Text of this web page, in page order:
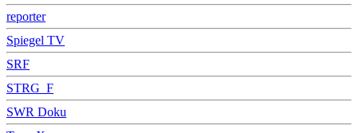
reporter
Spiegel TV
SRF
STRG_F
SWR Doku